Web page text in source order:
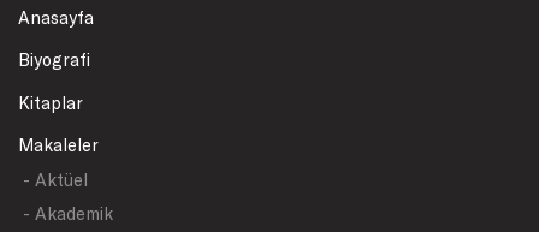
Anasayfa
Biyografi
Kitaplar
Makaleler
- Aktüel
- Akademik